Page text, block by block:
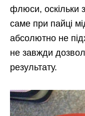
флюси, оскільки
саме при пайці
абсолютно не
не завжди
результату.